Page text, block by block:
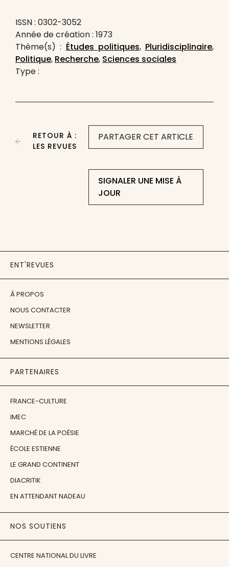
ISSN : 0302-3052
Année de création : 1973
Thème(s) : Études politiques, Pluridisciplinaire,
Politique, Recherche, Sciences sociales
Type :
PARTAGER CET ARTICLE
SIGNALER UNE MISE À
JOUR
RETOUR À :
LES REVUES
ENT'REVUES
À PROPOS
NOUS CONTACTER
NEWSLETTER
MENTIONS LÉGALES
PARTENAIRES
FRANCE-CULTURE
IMEC
MARCHÉ DE LA POÉSIE
ÉCOLE ESTIENNE
LE GRAND CONTINENT
DIACRITIK
EN ATTENDANT NADEAU
NOS SOUTIENS
CENTRE NATIONAL DU LIVRE